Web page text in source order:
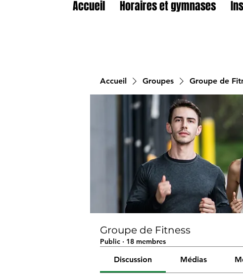
Accueil Horaires et gymnases
Accueil Groupes Groupe de
Groupe de Fitness
Public · 18 membres
Discussion Médias